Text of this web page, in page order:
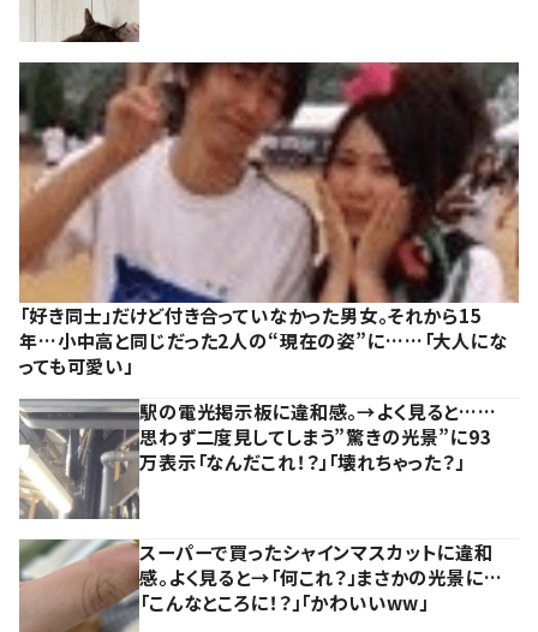
「好き同士」だけど付き合っていなかった男女。それから15
年…小中高と同じだった2人の“現在の姿”に……「大人にな
っても可愛い」
駅の電光掲示板に違和感。→よく見ると……
思わず二度見してしまう”驚きの光景”に93
万表示「なんだこれ！？」「壊れちゃった？」
スーパーで買ったシャインマスカットに違和
感。よく見ると→「何これ？」まさかの光景に…
「こんなところに！？」「かわいいww」